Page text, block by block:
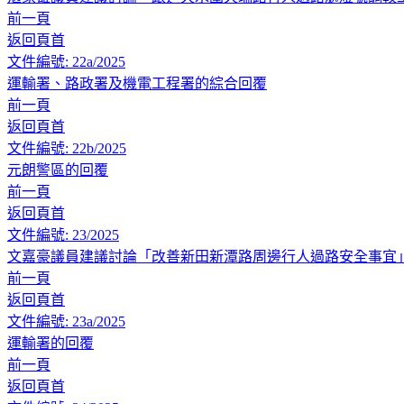
前一頁
返回頁首
文件編號: 22a/2025
運輸署、路政署及機電工程署的綜合回覆
前一頁
返回頁首
文件編號: 22b/2025
元朗警區的回覆
前一頁
返回頁首
文件編號: 23/2025
文嘉豪議員建議討論「改善新田新潭路周邊行人過路安全事宜
前一頁
返回頁首
文件編號: 23a/2025
運輸署的回覆
前一頁
返回頁首